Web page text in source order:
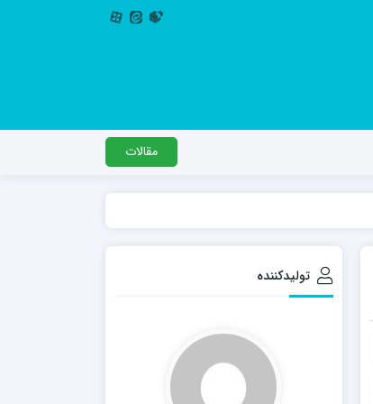
مدرسه اباصالح المهدی عج
مدرسه امام جعفر صادق علیه السلام ساوجبلاغ
مدرسه علمیه امام حسن مجتبی(ع) چهارباغ
مقالات
تولیدکننده